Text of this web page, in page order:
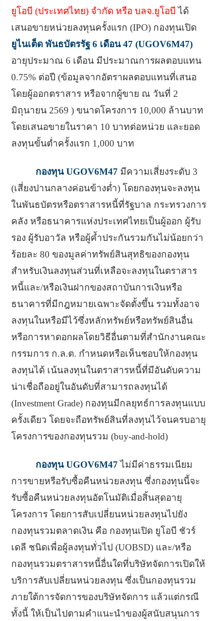
ยูโอบี (ประเทศไทย) จำกัด หรือ บลจ.ยูโอบี ได้
เสนอขายหน่วยลงทุนครั้งแรก (IPO) กองทุนเปิด
ยูไนเต็ด พันธบัตรรัฐ 6 เดือน 47 (UGOV6M47)
อายุประมาณ 6 เดือน มีประมาณการผลตอบแทน
0.75% ต่อปี (ข้อมูลจากอัตราผลตอบแทนที่เสนอ
โดยผู้ออกตราสาร หรือจากผู้ขาย ณ วันที่ 2
มิถุนายน 2569 ) ขนาดโครงการ 10,000 ล้านบาท
โดยเสนอขายในราคา 10 บาทต่อหน่วย และยอด
ลงทุนขั้นต่ำครั้งแรก 1,000 บาท
กองทุน UGOV6M47 มีความเสี่ยงระดับ 3
(เสี่ยงปานกลางค่อนข้างต่ำ) โดยกองทุนจะลงทุน
ในพันธบัตรหรือตราสารหนี้ที่รัฐบาล กระทรวงการ
คลัง หรือธนาคารแห่งประเทศไทยเป็นผู้ออก ผู้รับ
รอง ผู้รับอาวัล หรือผู้ค้ำประกันรวมกันไม่น้อยกว่า
ร้อยละ 80 ของมูลค่าทรัพย์สินสุทธิของกองทุน
สำหรับเงินลงทุนส่วนที่เหลือจะลงทุนในตราสาร
หนี้และ/หรือเงินฝากของสถาบันการเงินหรือ
ธนาคารที่มีกฎหมายเฉพาะจัดตั้งขึ้น รวมทั้งอาจ
ลงทุนในหรือมีไว้ซึ่งหลักทรัพย์หรือทรัพย์สินอื่น
หรือการหาดอกผลโดยวิธีอื่นตามที่สำนักงานคณะ
กรรมการ ก.ล.ต. กำหนดหรือเห็นชอบให้กองทุน
ลงทุนได้ เน้นลงทุนในตราสารหนี้ที่มีอันดับความ
น่าเชื่อถืออยู่ในอันดับที่สามารถลงทุนได้
(Investment Grade) กองทุนมีกลยุทธ์การลงทุนแบบ
ครั้งเดียว โดยจะถือทรัพย์สินที่ลงทุนไว้จนครบอายุ
โครงการของกองทุนรวม (buy-and-hold)
กองทุน UGOV6M47 ไม่มีค่าธรรมเนียม
การขายหรือรับซื้อคืนหน่วยลงทุน ซึ่งกองทุนนี้จะ
รับซื้อคืนหน่วยลงทุนอัตโนมัติเมื่อสิ้นสุดอายุ
โครงการ โดยการสับเปลี่ยนหน่วยลงทุนไปยัง
กองทุนรวมตลาดเงิน คือ กองทุนเปิด ยูโอบี ชัวร์
เดลี ชนิดเพื่อผู้ลงทุนทั่วไป (UOBSD) และ/หรือ
กองทุนรวมตราสารหนี้อื่นใดที่บริษัทจัดการเปิดให้
บริการสับเปลี่ยนหน่วยลงทุน ซึ่งเป็นกองทุนรวม
ภายใต้การจัดการของบริษัทจัดการ แล้วแต่กรณี
ทั้งนี้ ให้เป็นไปตามคำแนะนำของผู้สนับสนุนการ